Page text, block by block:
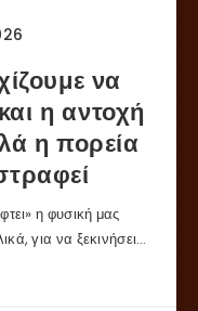
να
η αντοχή
η πορεία
η φυσική μας
για να ξεκινήσει…